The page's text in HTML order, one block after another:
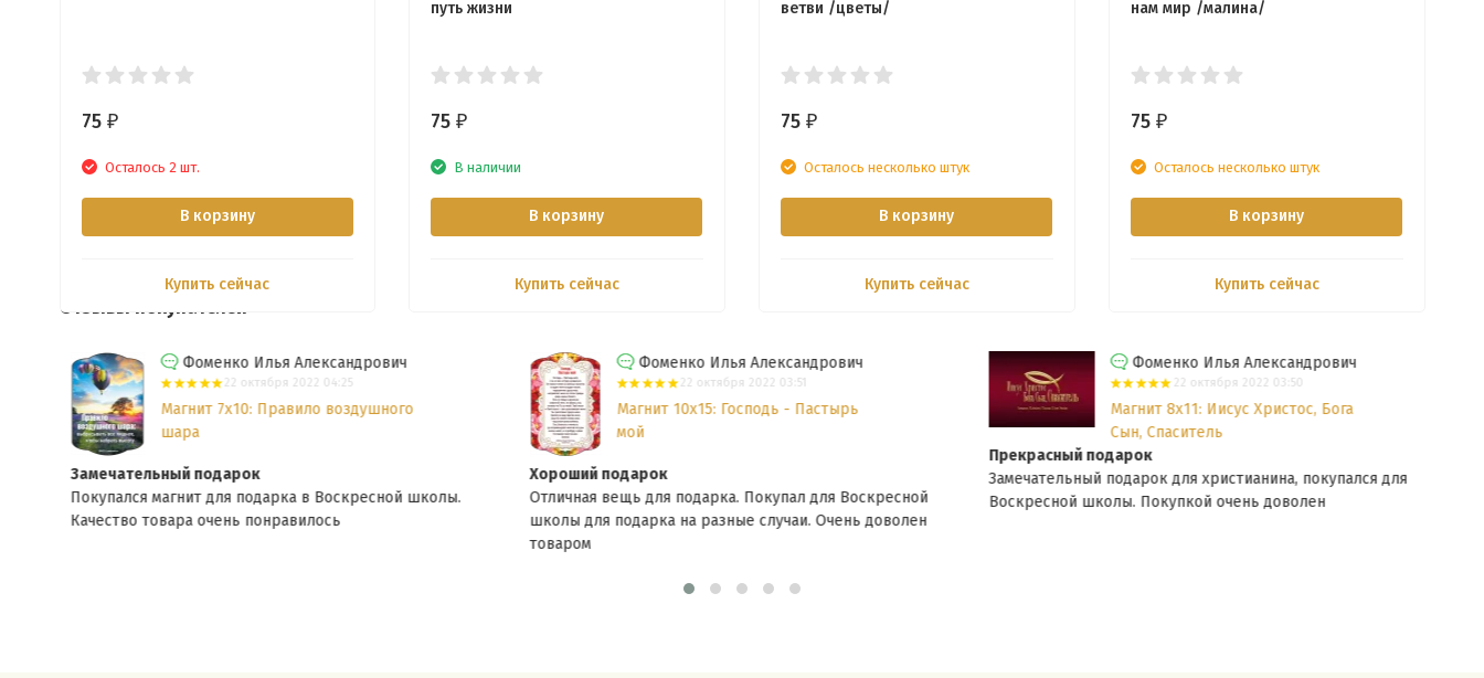
75 ₽
Осталось 2 шт.
В корзину
Купить сейчас
путь жизни
75₽
В наличии
В корзину
Купить сейчас
ветви /цветы/
75 ₽
Осталось несколько штук
В корзину
Купить сейчас
нам мир /малина/
75 ₽
Осталось несколько штук
В корзину
Купить сейчас
Отзывы покупателей
Фоменко Илья Александрович
22 октября 2022 04:25
Магнит 7x10: Правило воздушного
шара
Замечательный подарок
Покупался магнит для подарка в Воскресной школы.
Качество товара очень понравилось
Фоменко Илья Александрович
22 октября 2022 03:51
Магнит 10x15: Господь - Пастырь
мой
Хороший подарок
Отличная вещь для подарка. Покупал для Воскресной
школы для подарка на разные случаи. Очень доволен
товаром
Фоменко Илья Александрович
22 октября 2022 03:50
Магнит 8х11: Иисус Христос, Бога
Сын, Спаситель
Прекрасный подарок
Замечательный подарок для христианина, покупался для
Воскресной школы. Покупкой очень доволен